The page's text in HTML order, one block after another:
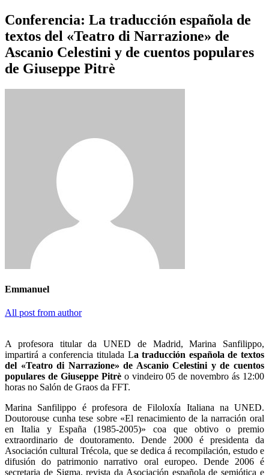
Conferencia: La traducción española de
textos del «Teatro di Narrazione» de
Ascanio Celestini y de cuentos populares
de Giuseppe Pitrè
Emmanuel
All post from author
A profesora titular da UNED de Madrid, Marina Sanfilippo,
impartirá a conferencia titulada La traducción española de textos
del «Teatro di Narrazione» de Ascanio Celestini y de cuentos
populares de Giuseppe Pitrèo vindeiro 05 de novembro ás 12:00
horas no Salón de Graos da FFT.
Marina Sanfilippo é profesora de Filoloxía Italiana na UNED.
Doutorouse cunha tese sobre «El renacimiento de la narración oral
en Italia y España (1985-2005)» coa que obtivo o premio
extraordinario de doutoramento. Dende 2000 é presidenta da
Asociación cultural Trécola, que se dedica á recompilación, estudo e
difusión do patrimonio narrativo oral europeo. Dende 2006 é
secretaria de Sigma, revista da Asociación española de semiótica e